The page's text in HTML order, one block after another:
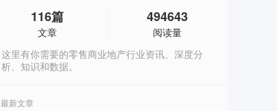
116篇
文章
494643
阅读量
这里有你需要的零售商业地产行业资讯、深度分
析、知识和数据。
最新文章